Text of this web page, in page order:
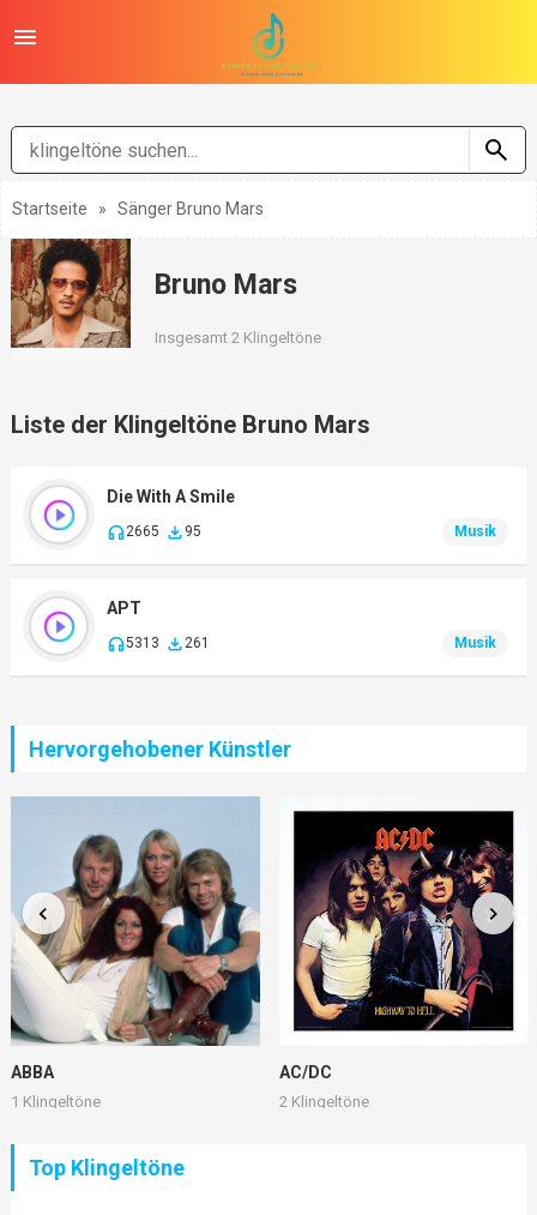
Startseite » Sänger Bruno Mars
Bruno Mars
Insgesamt 2 Klingeltöne
Liste der Klingeltöne Bruno Mars
Die With A Smile
2665 95 Musik
APT
5313 261 Musik
Hervorgehobener Künstler
ABBA
1 Klingeltöne
AC/DC
2 Klingeltöne
Top Klingeltöne